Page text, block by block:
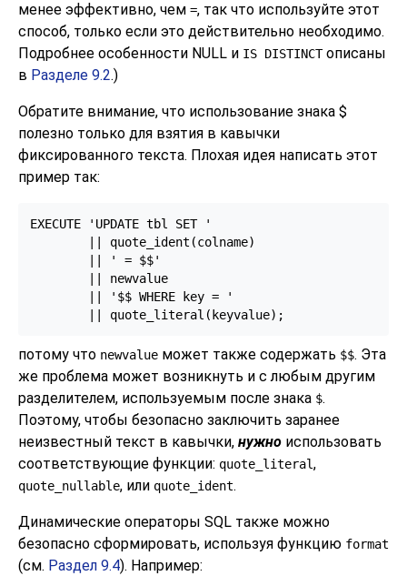
менее эффективно, чем =, так что используйте этот
способ, только если это действительно необходимо.
Подробнее особенности NULL и IS DISTINCTописаны
в Разделе 9.2.)
Обратите внимание, что использование знака $
полезно только для взятия в кавычки
фиксированного текста. Плохая идея написать этот
пример так:
EXECUTE 'UPDATE tbl SET '
        || quote_ident(colname)
        || ' = $$'
        || newvalue
        || '$$ WHERE key = '
        || quote_literal(keyvalue);
потому что newvalue может также содержать $$. Эта
же проблема может возникнуть и с любым другим
разделителем, используемым после знака $.
Поэтому, чтобы безопасно заключить заранее
неизвестный текст в кавычки, нужно использовать
соответствующие функции: quote_literal,
quote_nullable, или quote_ident.
Динамические операторы SQL также можно
безопасно сформировать, используя функцию format
(см. Раздел 9.4). Например: